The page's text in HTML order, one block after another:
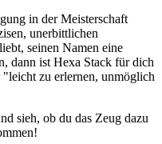
in der Meisterschaft
unerbittlichen
seinen Namen eine
dann ist Hexa Stack für dich
zu erlernen, unmöglich
sieh, ob du das Zeug dazu